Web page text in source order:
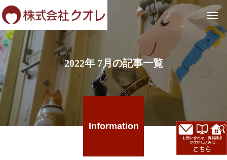
2022年 7月の記事一覧
Information